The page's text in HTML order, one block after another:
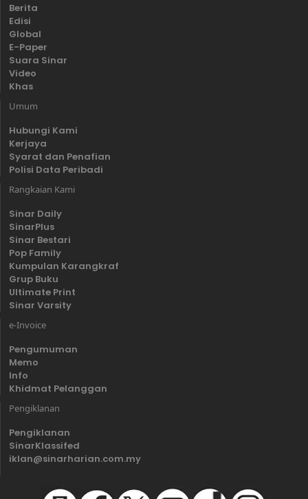
Berita
Edisi
Global
E-Paper
Suara Sinar
Video
Khas
Umum
Hubungi Kami
Kerjaya
Syarat dan Penafian
Polisi Data Peribadi
Rangkaian Kami
Sinar Daily
SinarPlus
Sinar Bestari
Pop Family
Kumpulan Karangkraf
Grup Buku
Ultimate Print
Sinar Varsity
e-Invoice
Pengumuman
Memo
Info
Khidmat Pelanggan
Pengiklanan
Pengiklanan
SinarKlassifed
iklan@sinarharian.com.my